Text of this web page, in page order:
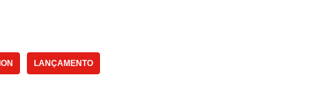
LANÇAMENTO